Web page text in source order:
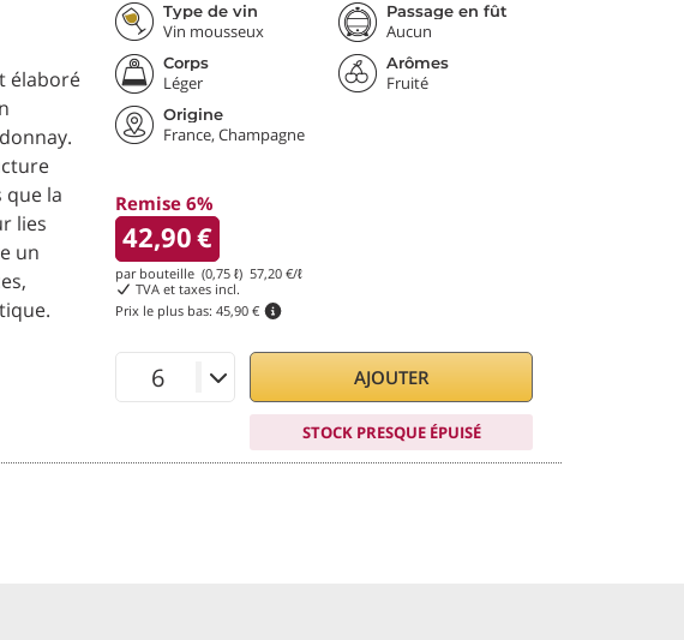
élaboré
la
lies
un
Type de vin
Vin mousseux
Passage en fût
Aucun
Corps
Léger
Arômes
Fruité
Origine
France, Champagne
Remise 6%
42,90€
par bouteille (0,75 ℓ) 57,20 €/ℓ
TVA et taxes incl.
Prix le plus bas: 45,90 €
AJOUTER
STOCK PRESQUE ÉPUISÉ